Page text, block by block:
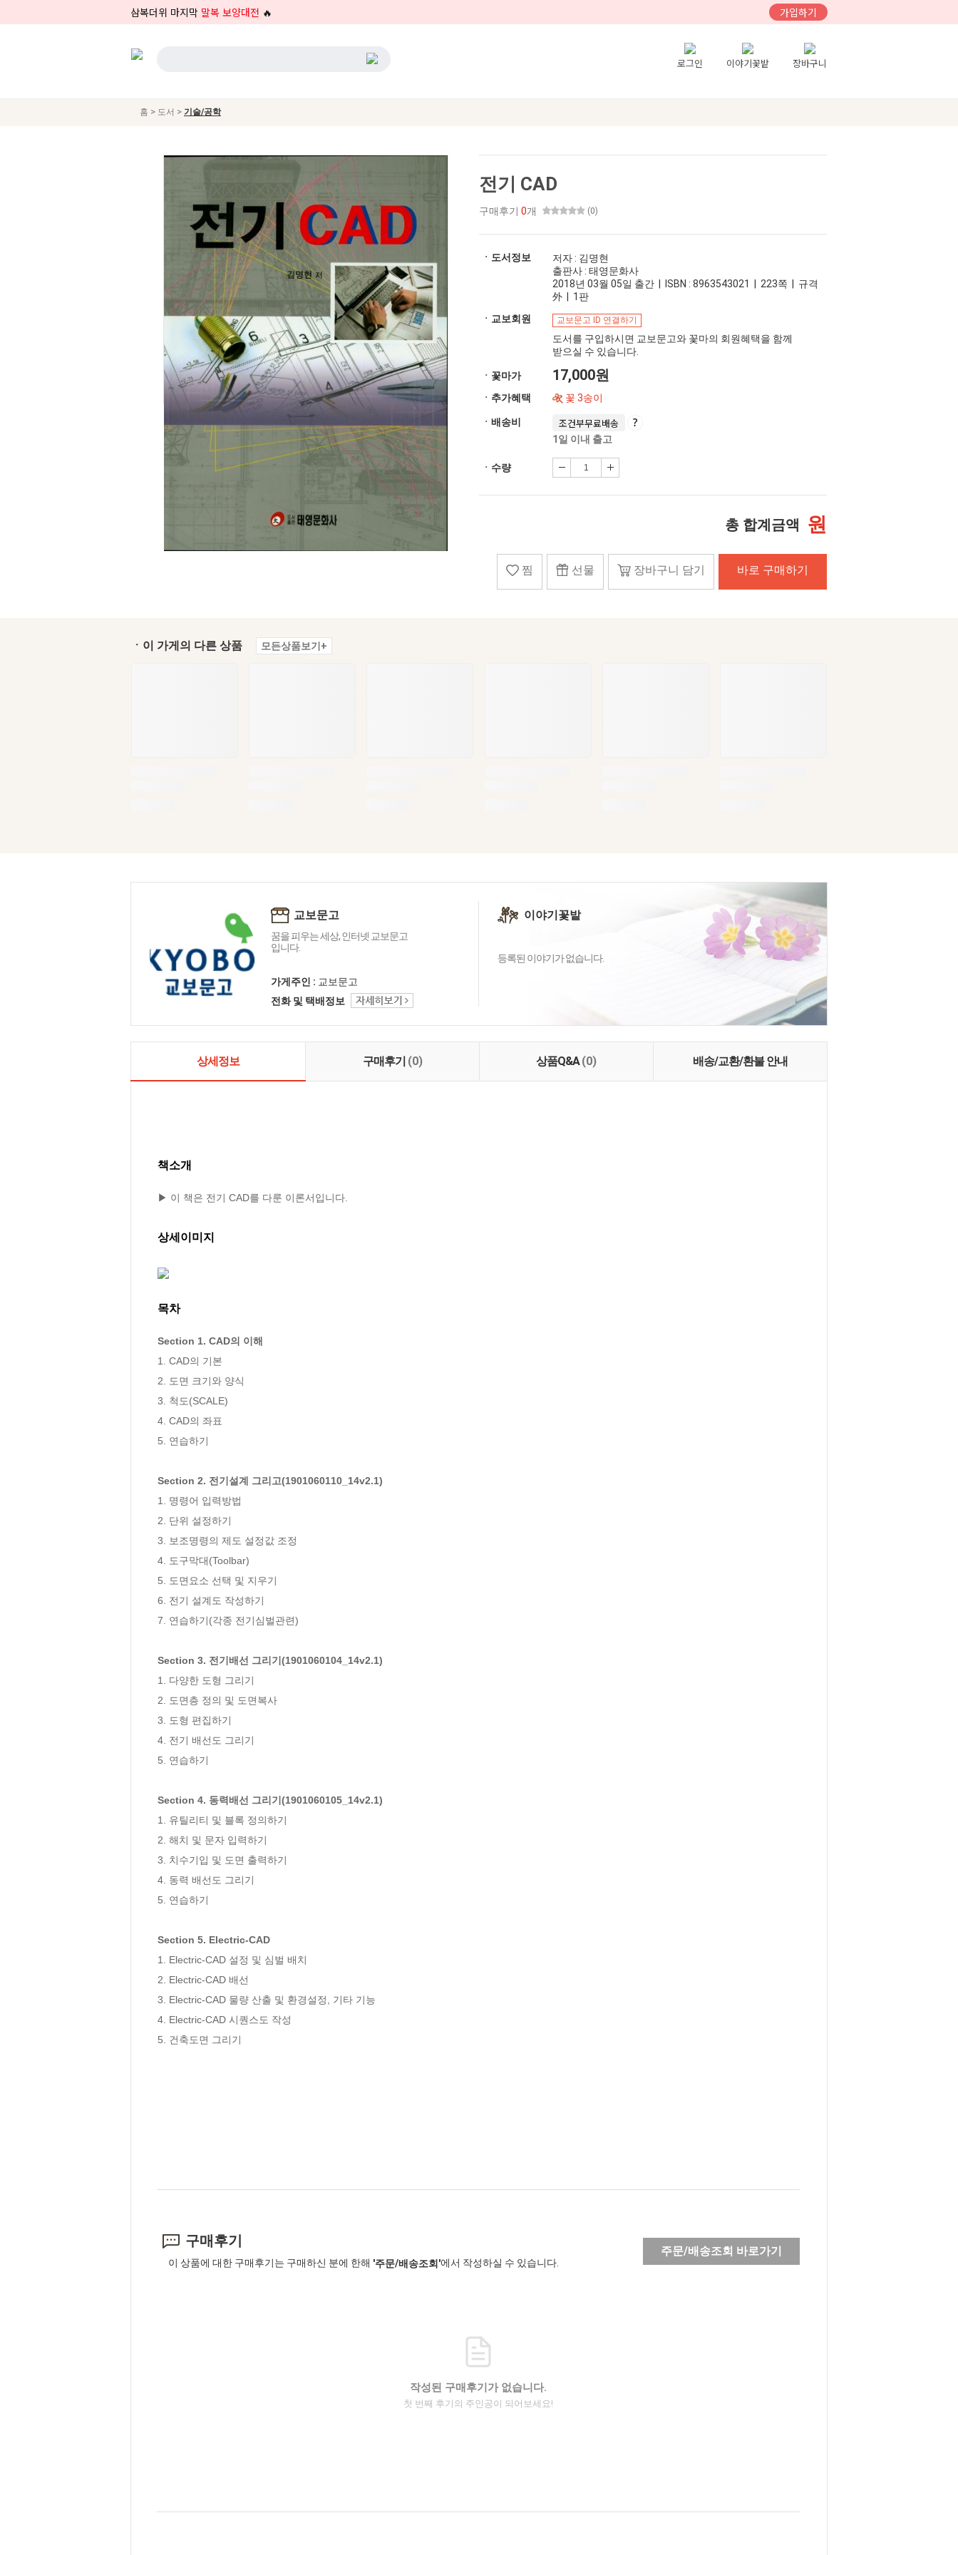
삼복더위 마지막 말복 보양대전 🔥 가입하기
로그인 이야기꽃밭 장바구니
홈 > 도서 > 기술/공학
전기 CAD
구매후기 0개 (0)
ㆍ도서정보
저자 : 김명현
출판사 : 태영문화사
2018년 03월 05일 출간 | ISBN : 8963543021 | 223쪽 | 규격
外 | 1판
ㆍ교보회원
교보문고 ID 연결하기
도서를 구입하시면 교보문고와 꽃마의 회원혜택을 함께
받으실 수 있습니다.
ㆍ꽃마가 17,000원
ㆍ추가혜택 꽃 3송이
ㆍ배송비 조건부무료배송
1일 이내 출고
ㆍ수량
총 합계금액 원
찜 선물 장바구니 담기 바로 구매하기
ㆍ이 가게의 다른 상품 모든상품보기+
교보문고
꿈을 피우는 세상, 인터넷 교보문고
입니다.
가게주인 : 교보문고
전화 및 택배정보
이야기꽃밭
등록된 이야기가 없습니다.
상세정보 구매후기 (0) 상품Q&A(0) 배송/교환/환불 안내
책소개
▶ 이 책은 전기 CAD를 다룬 이론서입니다.
상세이미지
목차
Section 1. CAD의 이해
1. CAD의 기본
2. 도면 크기와 양식
3. 척도(SCALE)
4. CAD의 좌표
5. 연습하기
Section 2. 전기설계 그리고(1901060110_14v2.1)
1. 명령어 입력방법
2. 단위 설정하기
3. 보조명령의 제도 설정값 조정
4. 도구막대(Toolbar)
5. 도면요소 선택 및 지우기
6. 전기 설계도 작성하기
7. 연습하기(각종 전기심벌관련)
Section 3. 전기배선 그리기(1901060104_14v2.1)
1. 다양한 도형 그리기
2. 도면층 정의 및 도면복사
3. 도형 편집하기
4. 전기 배선도 그리기
5. 연습하기
Section 4. 동력배선 그리기(1901060105_14v2.1)
1. 유틸리티 및 블록 정의하기
2. 해치 및 문자 입력하기
3. 치수기입 및 도면 출력하기
4. 동력 배선도 그리기
5. 연습하기
Section 5. Electric-CAD
1. Electric-CAD 설정 및 심벌 배치
2. Electric-CAD 배선
3. Electric-CAD 물량 산출 및 환경설정, 기타 기능
4. Electric-CAD 시퀀스도 작성
5. 건축도면 그리기
구매후기
이 상품에 대한 구매후기는 구매하신 분에 한해 '주문/배송조회'에서 작성하실 수 있습니다.
주문/배송조회 바로가기
작성된 구매후기가 없습니다.
첫 번째 후기의 주인공이 되어보세요!